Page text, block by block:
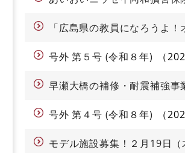
「広島県の教員になろうよ
号外 第５号 (令和８年)
早瀬大橋の補修・耐震補強事
号外 第４号 (令和８年)
モデル施設募集！２月19日